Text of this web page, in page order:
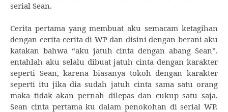
serial Sean.
Cerita pertama yang membuat aku semacam ketagihan
dengan cerita-cerita di WP dan disini dengan berani aku
katakan bahwa “aku jatuh cinta dengan abang Sean”.
entahlah aku selalu dibuat jatuh cinta dengan karakter
seperti Sean, karena biasanya tokoh dengan karakter
seperti itu jika dia sudah jatuh cinta sama satu orang
maka tidak akan pernah dilepas dan cukup satu saja.
Sean cinta pertama ku dalam penokohan di serial WP.